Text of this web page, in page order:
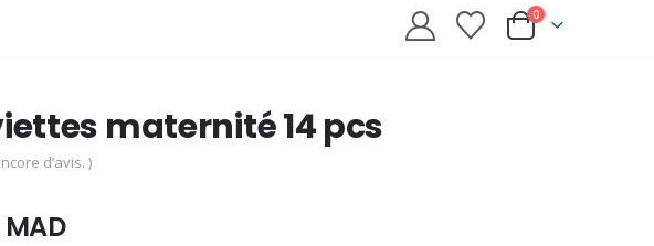
0
maternité 14 pcs
d’avis. )
MADLe